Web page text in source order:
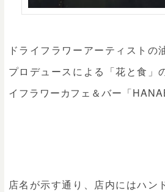
ドライフラワーアーティストの
プロデュースによる「花と食」
イフラワーカフェ＆バー「
店名が示す通り、店内にはハン